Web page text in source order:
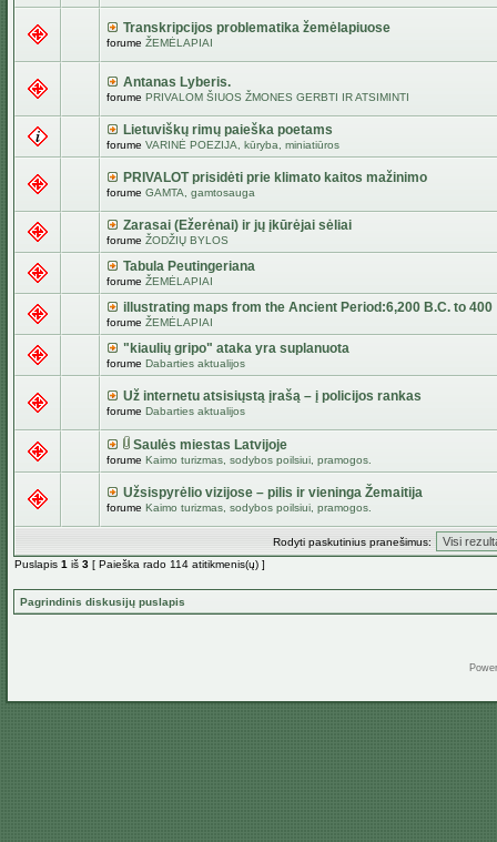
Transkripcijos problematika žemėlapiuose
forume ŽEMĖLAPIAI
Antanas Lyberis.
forume PRIVALOM ŠIUOS ŽMONES GERBTI IR ATSIMINTI
Lietuviškų rimų paieška poetams
forume VARINĖ POEZIJA, kūryba, miniatiūros
PRIVALOT prisidėti prie klimato kaitos mažinimo
forume GAMTA, gamtosauga
Zarasai (Ežerėnai) ir jų įkūrėjai sėliai
forume ŽODŽIŲ BYLOS
Tabula Peutingeriana
forume ŽEMĖLAPIAI
illustrating maps from the Ancient Period:6,200 B.C. to 400
forume ŽEMĖLAPIAI
"kiaulių gripo" ataka yra suplanuota
forume Dabarties aktualijos
Už internetu atsisiųstą įrašą – į policijos rankas
forume Dabarties aktualijos
Saulės miestas Latvijoje
forume Kaimo turizmas, sodybos poilsiui, pramogos.
Užsispyrėlio vizijose – pilis ir vieninga Žemaitija
forume Kaimo turizmas, sodybos poilsiui, pramogos.
Rodyti paskutinius pranešimus:
Puslapis 1 iš 3 [ Paieška rado 114 atitikmenis(ų) ]
Pagrindinis diskusijų puslapis